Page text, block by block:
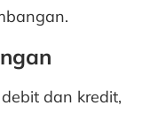
dan kredit,